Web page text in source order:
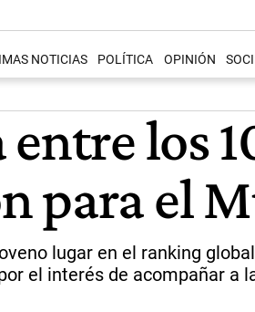
NOTICIAS POLÍTICA OPINIÓN
los
para el
lugar en el ranking
el interés de acompañar a